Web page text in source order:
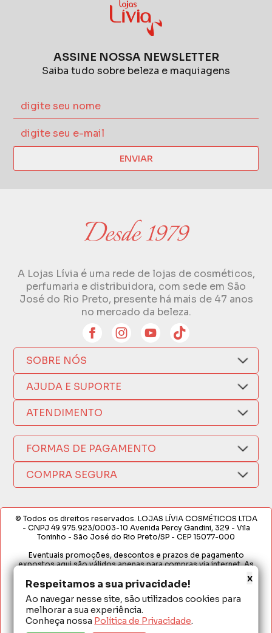
Respeitamos a sua privacidade!
Ao navegar nesse site, são utilizados cookies para
melhorar a sua experiência.
Conheça nossa Política de Privacidade.
x
ASSINE NOSSA NEWSLETTER
Saiba tudo sobre beleza e maquiagens
ENVIAR
A Lojas Lívia é uma rede de lojas de cosméticos,
perfumaria e distribuidora, com sede em São
José do Rio Preto, presente há mais de 47 anos
no mercado da beleza.
SOBRE NÓS
Quem Somos
Compra Segura
Como Comprar
Nossas Lojas
Política de Privacidade
AJUDA E SUPORTE
Nosso Aplicativo
Trocas e Devoluções
Formas de Pagamento
Fretes e Entregas
Fabricantes
Termos de Compra e Venda
ATENDIMENTO
(17) 3209-9595
sacweb@lojaslivia.com.br
FORMAS DE PAGAMENTO
COMPRA SEGURA
© Todos os direitos reservados. LOJAS LÍVIA COSMÉTICOS LTDA
- CNPJ 49.975.923/0003-10 Avenida Percy Gandini, 329 - Vila
Toninho - São José do Rio Preto/SP - CEP 15077-000
Eventuais promoções, descontos e prazos de pagamento
expostos aqui são válidos apenas para compras via internet. As
Loja. É proibida a utilização total ou parcial sem nossa autorização.
Em caso de divergência de preços no site, o valor válido é o do
Carrinho de Compras. Preços e condições de pagamento
exclusivos para compras via internet. Ofertas válidas até o
término de nossos estoques para internet. Vendas sujeitas à